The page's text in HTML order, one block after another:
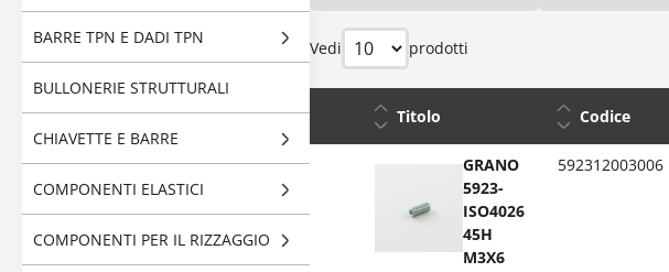
BARRE TPN E DADI TPN
BULLONERIE STRUTTURALI
CHIAVETTE E BARRE
COMPONENTI ELASTICI
COMPONENTI PER IL RIZZAGGIO
Vedi prodotti
Titolo Codice
GRANO
5923-
ISO4026
45H
M3X6
592312003006